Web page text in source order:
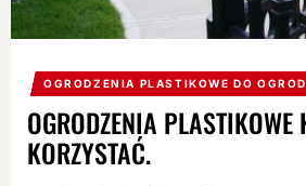
OGRODZENIA PLASTIKOWE DO
OGRODZENIA PLASTIKOWE
KORZYSTAĆ.